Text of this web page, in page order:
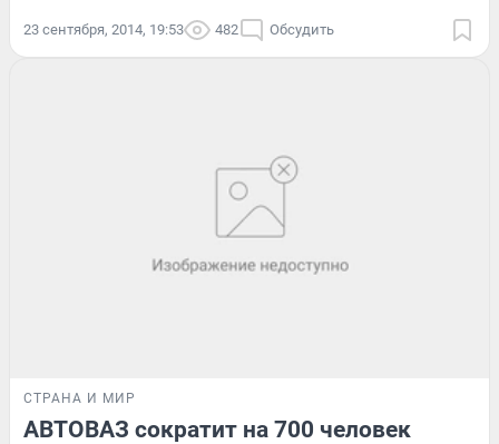
23 сентября, 2014, 19:53 482 Обсудить
СТРАНА И МИР
АВТОВАЗ сократит на 700 человек